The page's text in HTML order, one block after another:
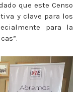
que este Censo
y clave para los
para la